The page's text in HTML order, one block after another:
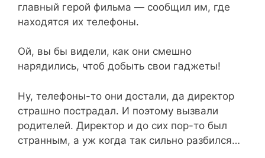
главный герой фильма — сообщил им, где
находятся их телефоны.
Ой, вы бы видели, как они смешно
нарядились, чтоб добыть свои гаджеты!
Ну, телефоны-то они достали, да директор
страшно пострадал. И поэтому вызвали
родителей. Директор и до сих пор-то был
странным, а уж когда так сильно разбился…